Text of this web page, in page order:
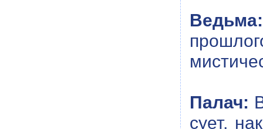
Ведьма:
Палач:
сует,